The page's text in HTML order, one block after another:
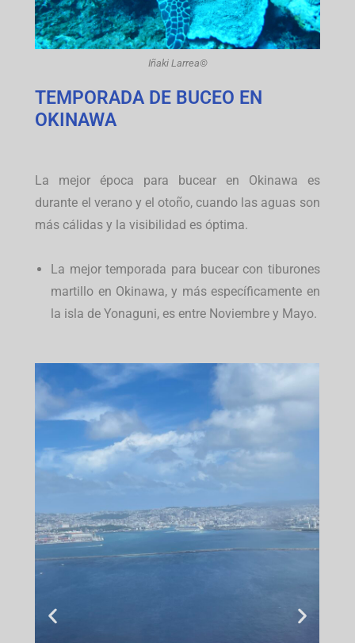
Iñaki Larrea©
TEMPORADA DE BUCEO EN
OKINAWA
La mejor época para bucear en Okinawa es
durante el verano y el otoño, cuando las aguas son
más cálidas y la visibilidad es óptima.
La mejor temporada para bucear con tiburones
martillo en Okinawa, y más específicamente en
la isla de Yonaguni, es entre Noviembre y Mayo.